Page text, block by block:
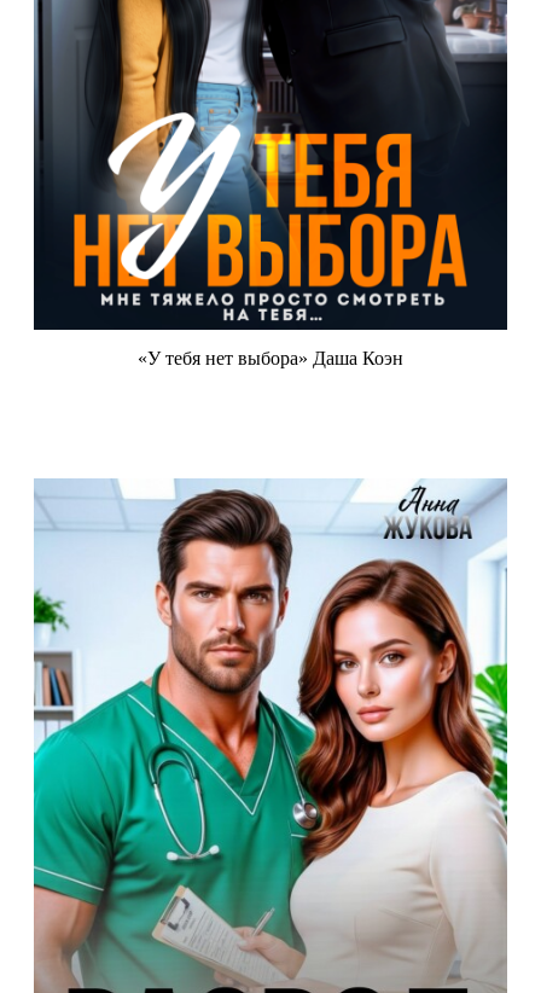
«У тебя нет выбора» Даша Коэн